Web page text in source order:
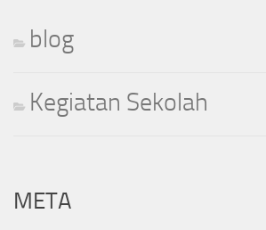
blog
Kegiatan Sekolah
META